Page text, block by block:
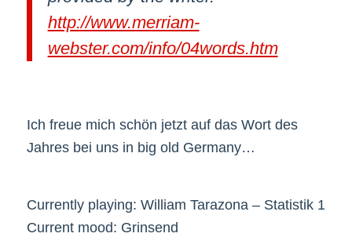
http://www.merriam-
webster.com/info/04words.htm
Ich freue mich schön jetzt auf das Wort des
Jahres bei uns in big old Germany…
Currently playing: William Tarazona – Statistik 1
Current mood: Grinsend